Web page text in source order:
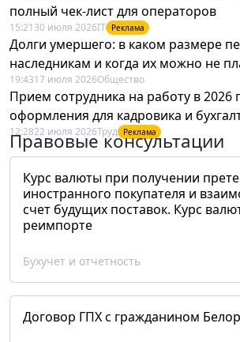
полный чек-лист для операторов
15:21 30 июля 2026IT Реклама
Долги умершего: в каком размере
наследникам и когда их можно не
19:4317 июля 2026Общество
Прием сотрудника на работу в 2026
оформления для кадровика и
12:2822 июля 2026Труд Реклама
Правовые консультации
Курс валюты при получении
иностранного покупателя и
счет будущих поставок. Курс
реимпорте
Бухучет и отчетность
Договор ГПХ с гражданином